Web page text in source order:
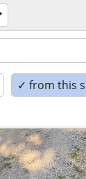
✓ from this